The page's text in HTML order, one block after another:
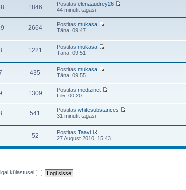
1846 Postitaselenaaudrey26
44 minutit tagasi
2664 Postitasmukasa
Täna, 09:47
1221 Postitasmukasa
Täna, 09:51
435 Postitasmukasa
Täna, 09:55
1309 Postitasmedizinet
Eile, 00:20
541 Postitaswhitesubstances
31 minutit tagasi
52 PostitasTaavi
27 August 2010, 15:43
külastusel